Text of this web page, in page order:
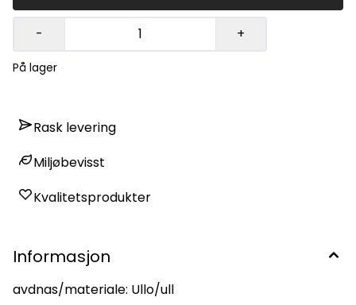
- +
På lager
Rask levering
Miljøbevisst
Kvalitetsprodukter
Informasjon
avdnas/materiale: Ullo/ull